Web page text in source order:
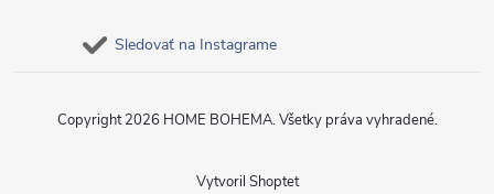
Sledovať na Instagrame
Vytvoril Shoptet
Copyright 2026 HOME BOHEMA. Všetky práva vyhradené.